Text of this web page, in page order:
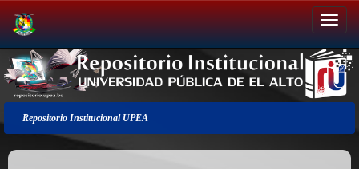
Salir
de
la
navegación
Repositorio Institucional UPEA